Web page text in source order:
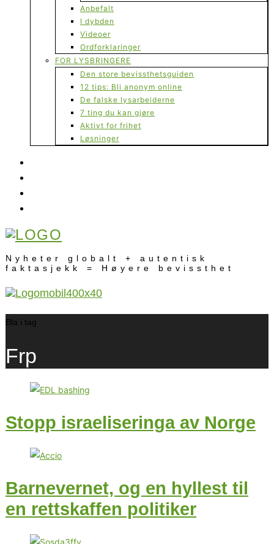
Anbefalt
I dybden
Videoer
Ordforklaringer
FOR LYSBRINGERE
Den store bevissthetsguiden
12 tips: Bli anonym online
De falske lysarbeiderne
7 ting du kan gjøre
Aktivt for frihet
Løsninger
Nyheter globalt + autentisk
faktasjekk = Høyere bevissthet
Bla i tag
Frp
Stopp israeliseringa av Norge
Barnevernet, og en hyllest til
en rettskaffen politiker